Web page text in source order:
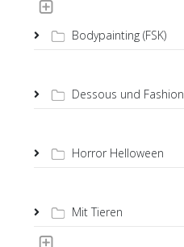
Bodypainting (FSK)
Dessous und Fashion
Horror Helloween
Mit Tieren